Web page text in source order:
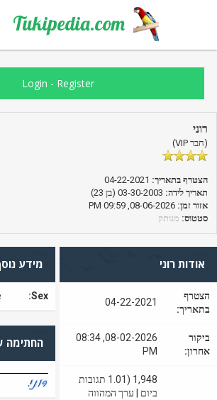
Tukipedia.com
Login - Register
רוני
(חבר VIP)
הצטרף בתאריך:
תאריך לידה:
אזור זמן:
סטטוס: מנותק
אודות רוני
הצטרף
בתאריך:
04-22-2021
ביקור
אחרון:
08-02-2026, 08:34
PM
1,948 (1.01 תגובות
ביום | ערך המהווה
מידע
Sex:
החתימה